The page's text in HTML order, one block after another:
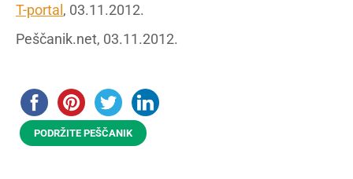
T-portal , 03.11.2012.
Peščanik.net, 03.11.2012.
PODRŽITE PEŠČANIK